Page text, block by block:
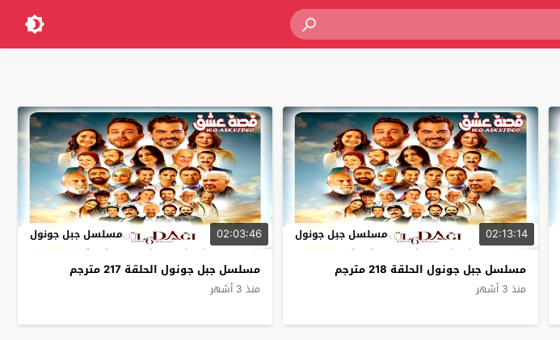
02:13:14 مسلسل جبل جونول
مسلسل جبل جونول الحلقة 218 مترجم
منذ 3 أشهر
02:03:46 مسلسل جبل جونول
مسلسل جبل جونول الحلقة 217 مترجم
منذ 3 أشهر